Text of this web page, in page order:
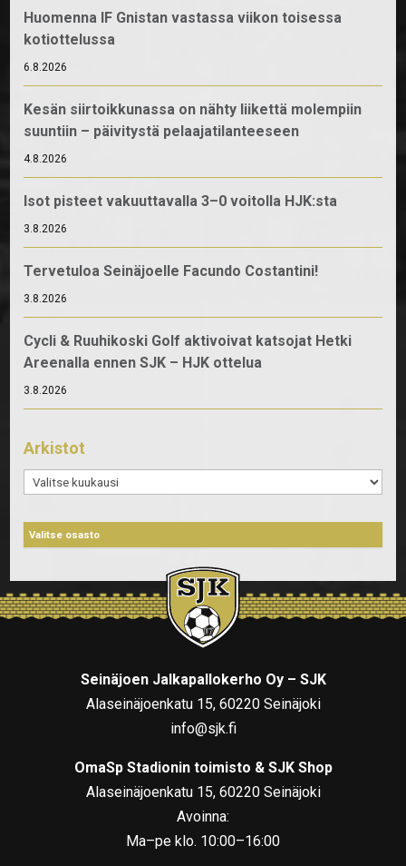
Huomenna IF Gnistan vastassa viikon toisessa
kotiottelussa
6.8.2026
Kesän siirtoikkunassa on nähty liikettä molempiin
suuntiin – päivitystä pelaajatilanteeseen
4.8.2026
Isot pisteet vakuuttavalla 3–0 voitolla HJK:sta
3.8.2026
Tervetuloa Seinäjoelle Facundo Costantini!
3.8.2026
Cycli & Ruuhikoski Golf aktivoivat katsojat Hetki
Areenalla ennen SJK – HJK ottelua
3.8.2026
Arkistot
Arkistot
Seinäjoen Jalkapallokerho Oy – SJK
Alaseinäjoenkatu 15, 60220 Seinäjoki
info@sjk.fi
OmaSp Stadionin toimisto & SJK Shop
Alaseinäjoenkatu 15, 60220 Seinäjoki
Avoinna:
Ma–pe klo. 10:00–16:00